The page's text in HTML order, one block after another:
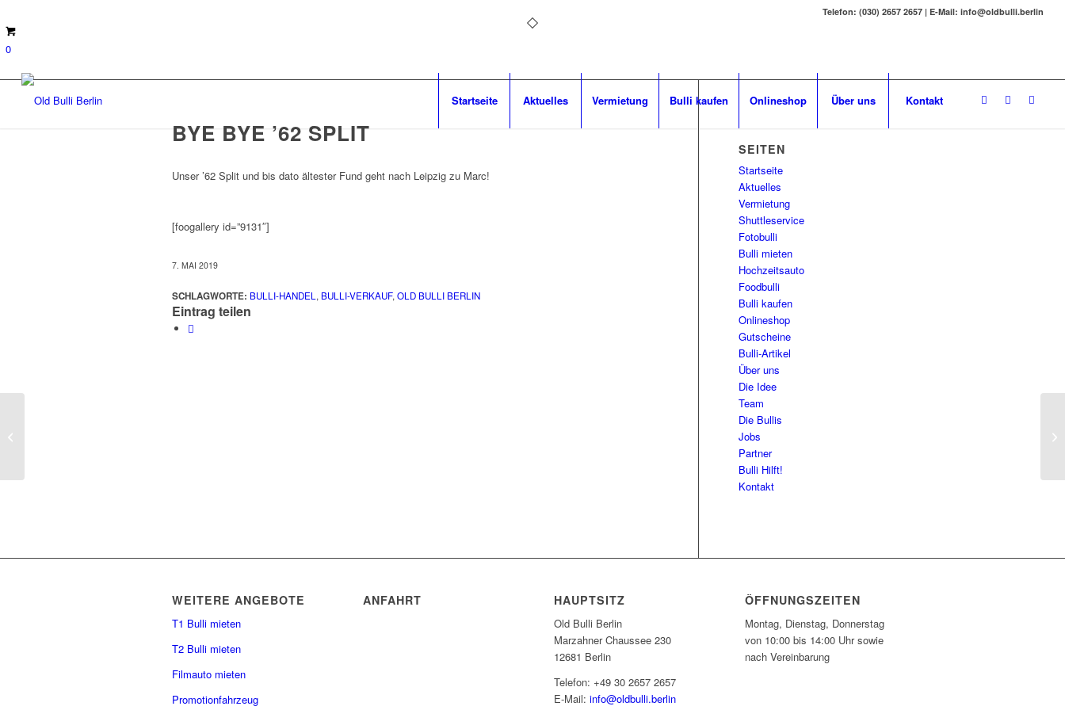
Telefon: (030) 2657 2657 | E-Mail: info@oldbulli.berlin
0
Startseite Aktuelles Vermietung Bulli kaufen Onlineshop Über uns Kontakt
BYE BYE ’62 SPLIT
Unser ’62 Split und bis dato ältester Fund geht nach Leipzig zu Marc!
[foogallery id=”9131″]
7. MAI 2019
SCHLAGWORTE: BULLI-HANDEL , BULLI-VERKAUF, OLD BULLI BERLIN
Eintrag teilen
SEITEN
Startseite
Aktuelles
Vermietung
Shuttleservice
Fotobulli
Bulli mieten
Hochzeitsauto
Foodbulli
Bulli kaufen
Onlineshop
Gutscheine
Bulli-Artikel
Über uns
Die Idee
Team
Die Bullis
Jobs
Partner
Bulli Hilft!
Kontakt
WEITERE ANGEBOTE
T1 Bulli mieten
T2 Bulli mieten
Filmauto mieten
Promotionfahrzeug
ANFAHRT HAUPTSITZ
Old Bulli Berlin
Marzahner Chaussee 230
12681 Berlin
Telefon: +49 30 2657 2657
E-Mail:info@oldbulli.berlin
ÖFFNUNGSZEITEN
Montag, Dienstag, Donnerstag
von 10:00 bis 14:00 Uhr sowie
nach Vereinbarung